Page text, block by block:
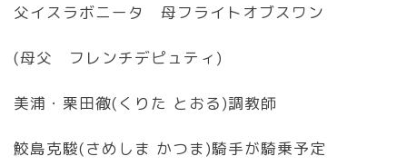
父イスラボニータ 母フライトオブスワン
(母父 フレンチデピュティ)
美浦・栗田徹(くりた とおる)調教師
鮫島克駿(さめしま かつま)騎手が騎乗予定